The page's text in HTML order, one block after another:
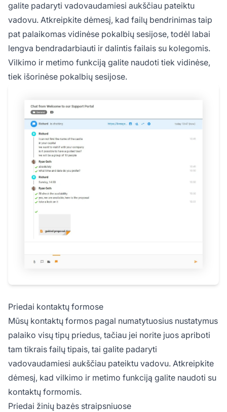
galite padaryti vadovaudamiesi aukščiau pateiktu
vadovu. Atkreipkite dėmesį, kad failų bendrinimas taip
pat palaikomas vidinėse pokalbių sesijose, todėl labai
lengva bendradarbiauti ir dalintis failais su kolegomis.
Vilkimo ir metimo funkciją galite naudoti tiek vidinėse,
tiek išorinėse pokalbių sesijose.
Priedai kontaktų formose
Mūsų kontaktų formos pagal numatytuosius nustatymus
palaiko visų tipų priedus, tačiau jei norite juos apriboti
tam tikrais failų tipais, tai galite padaryti
vadovaudamiesi aukščiau pateiktu vadovu. Atkreipkite
dėmesį, kad vilkimo ir metimo funkciją galite naudoti su
kontaktų formomis.
Priedai žinių bazės straipsniuose